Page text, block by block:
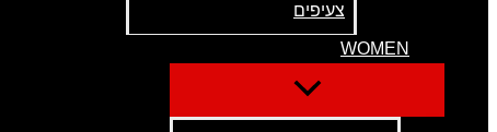
צעיפים
WOMEN